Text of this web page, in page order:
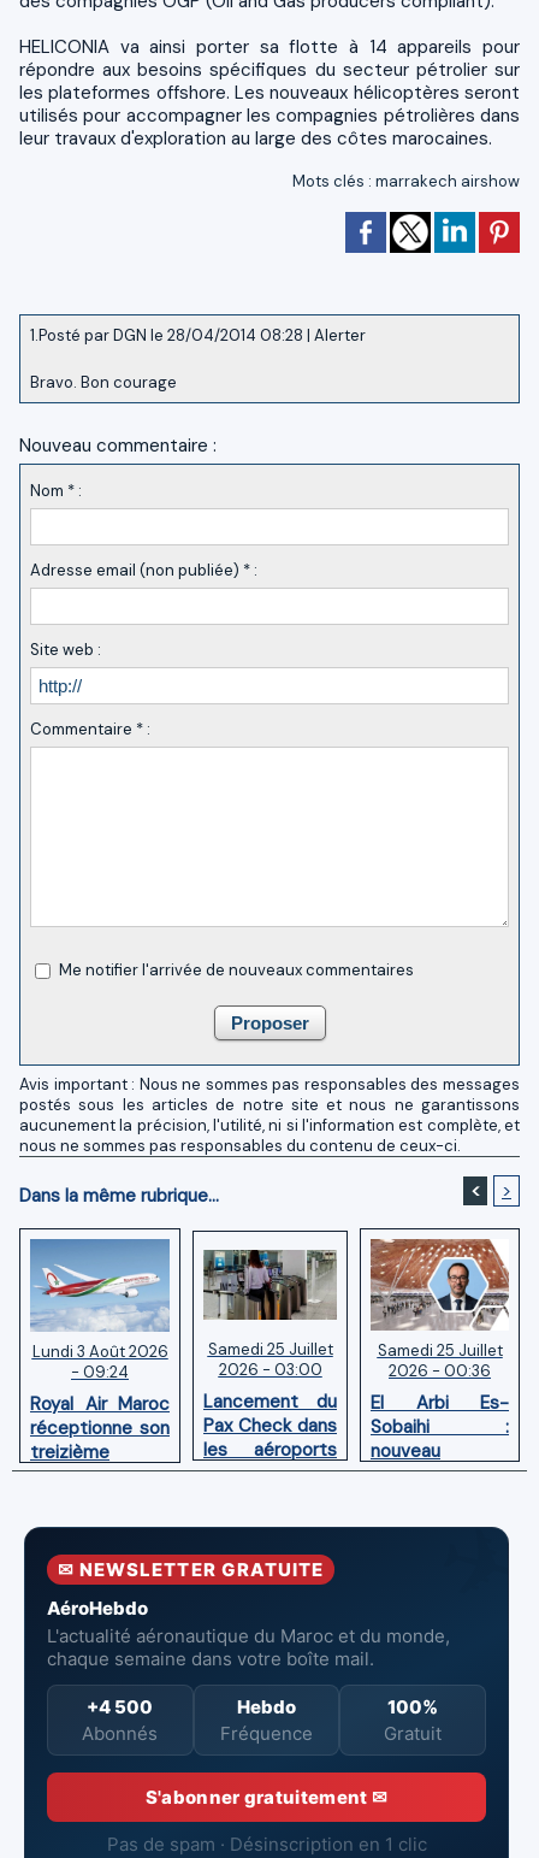
HELICONIA va ainsi porter sa flotte à 14 appareils pour
répondre aux besoins spécifiques du secteur pétrolier sur
les plateformes offshore. Les nouveaux hélicoptères seront
utilisés pour accompagner les compagnies pétrolières dans
leur travaux d'exploration au large des côtes marocaines.
Mots clés : marrakech airshow
1.Posté parDGN le 28/04/2014 08:28 | Alerter
Bravo. Bon courage
Nouveau commentaire :
Nom * :
Adresse email (non publiée) * :
Site web :
Commentaire * :
Me notifier l'arrivée de nouveaux commentaires
Avis important : Nous ne sommes pas responsables des messages
postés sous les articles de notre site et nous ne garantissons
aucunement la précision, l'utilité, ni si l'information est complète, et
nous ne sommes pas responsables du contenu de ceux-ci.
Dans la même rubrique... < >
Lundi 3 Août 2026
- 09:24
Royal Air Maroc
réceptionne son
treizième
Boeing 787
Samedi 25 Juillet
2026 - 03:00
Lancement du
Pax Check dans
les aéroports
du Maroc
Samedi 25 Juillet
2026 - 00:36
El Arbi Es-
Sobaihi :
nouveau
directeur à la
l’Aéroport
Mohammed V
✉ NEWSLETTER GRATUITE
AéroHebdo
L'actualité aéronautique du Maroc et du monde,
chaque semaine dans votre boîte mail.
+4 500
Abonnés
Hebdo
Fréquence
100%
Gratuit
S'abonner gratuitement ✉
Pas de spam · Désinscription en 1 clic